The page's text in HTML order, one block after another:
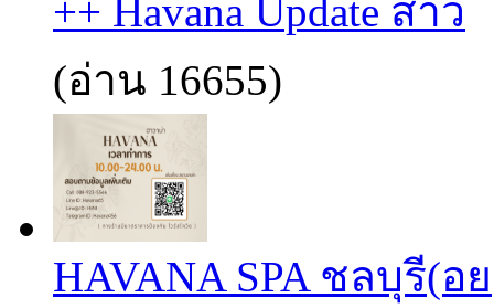
++ Havana Update สาว
(อ่าน 16655)
HAVANA SPA ชลบุรี(อย